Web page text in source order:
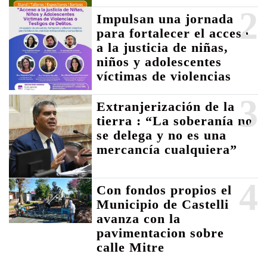
2
Impulsan una jornada
para fortalecer el acceso
a la justicia de niñas,
niños y adolescentes
víctimas de violencias
3
Extranjerización de la
tierra : “La soberanía no
se delega y no es una
mercancía cualquiera”
4
Con fondos propios el
Municipio de Castelli
avanza con la
pavimentacion sobre
calle Mitre